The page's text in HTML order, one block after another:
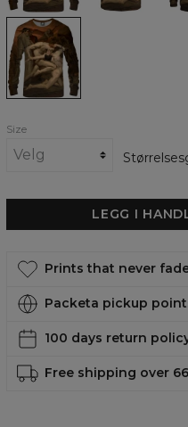
Bouguereau Adolphe
Dante's
Bite
womens
sweatshirt
Size
LEGG I
Prints that never
Packeta pickup
100 days return
Free shipping over